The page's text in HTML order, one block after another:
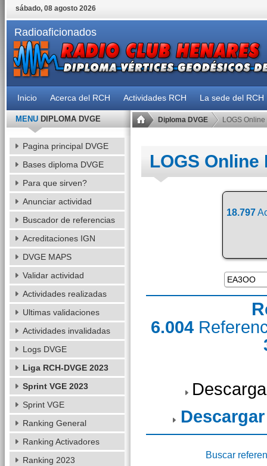
sábado, 08 agosto 2026
Radioaficionados
Inicio Acerca del RCH Actividades RCH La sede del RCH
Diploma DVGE LOGS Online
LOGS Online
18.797
6.004
Buscar
MENUDIPLOMA DVGE
Pagina principal DVGE
Bases diploma DVGE
Para que sirven?
Anunciar actividad
Buscador de referencias
Acreditaciones IGN
DVGE MAPS
Validar actividad
Actividades realizadas
Ultimas validaciones
Actividades invalidadas
Logs DVGE
Liga RCH-DVGE 2023
Sprint VGE 2023
Sprint VGE
Ranking General
Ranking Activadores
Ranking 2023